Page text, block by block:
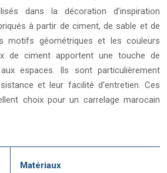
dans la décoration d’inspiration
à partir de ciment, de sable et de
motifs géométriques et les couleurs
de ciment apportent une touche de
espaces. Ils sont particulièrement
et leur facilité d’entretien. Ces
choix pour un carrelage marocain
Matériaux